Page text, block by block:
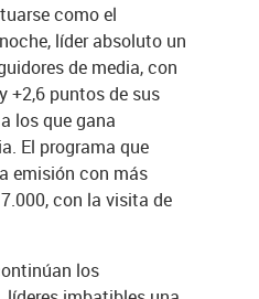
como el
líder absoluto un
de media, con
+2,6 puntos de sus
los que gana
El programa que
emisión con más
con la visita de
los